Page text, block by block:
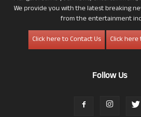
We provide you with the latest breaking
from the entertainment
Click here to Contact Us
Click
Follow Us